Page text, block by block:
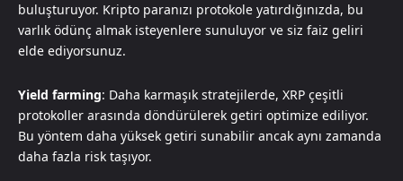
buluşturuyor. Kripto paranızı protokole yatırdığınızda, bu
varlık ödünç almak isteyenlere sunuluyor ve siz faiz geliri
elde ediyorsunuz.
Yield farming: Daha karmaşık stratejilerde, XRP çeşitli
protokoller arasında döndürülerek getiri optimize ediliyor.
Bu yöntem daha yüksek getiri sunabilir ancak aynı zamanda
daha fazla risk taşıyor.